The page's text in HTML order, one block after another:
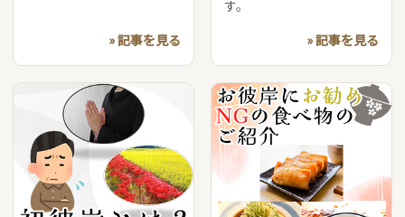
» 記事を見る
す。
» 記事を見る